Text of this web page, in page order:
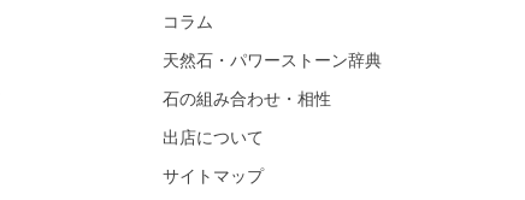
コラム
天然石・パワーストーン辞典
石の組み合わせ・相性
出店について
サイトマップ